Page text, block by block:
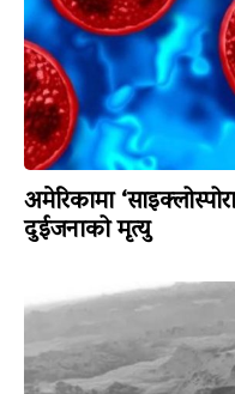
अमेरिकामा
दुईजनाको मृत्यु